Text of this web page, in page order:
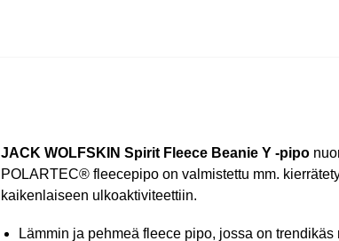
JACK WOLFSKIN Spirit Fleece Beanie Y -pipo
POLARTEC® fleecepipo on valmistettu mm.
kaikenlaiseen ulkoaktiviteettiin.
Lämmin ja pehmeä fleece pipo, jossa on trendikäs